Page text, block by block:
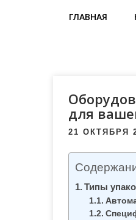
ГЛАВНАЯ
для
21 ОКТЯБРЯ
Типы